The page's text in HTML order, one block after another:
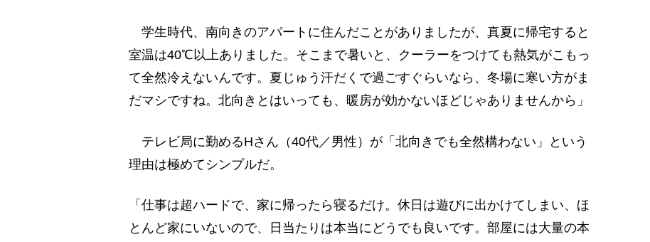
学生時代、南向きのアパートに住んだことがありましたが、真夏に帰宅すると
室温は40℃以上ありました。そこまで暑いと、クーラーをつけても熱気がこもっ
て全然冷えないんです。夏じゅう汗だくで過ごすぐらいなら、冬場に寒い方がま
だマシですね。北向きとはいっても、暖房が効かないほどじゃありませんから」
テレビ局に勤めるHさん（40代／男性）が「北向きでも全然構わない」という
理由は極めてシンプルだ。
「仕事は超ハードで、家に帰ったら寝るだけ。休日は遊びに出かけてしまい、ほ
とんど家にいないので、日当たりは本当にどうでも良いです。部屋には大量の本